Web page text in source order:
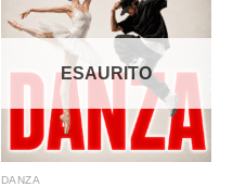
ESAURITO
DANZA